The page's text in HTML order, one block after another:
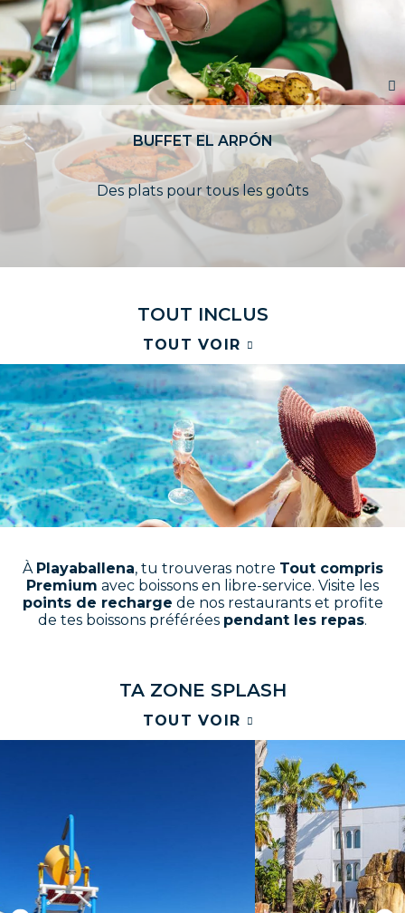
BUFFET EL ARPÓN
Des plats pour tous les goûts
TOUT INCLUS
TOUT VOIR
À Playaballena, tu trouveras notre Tout compris
Premium avec boissons en libre-service. Visite les
points de recharge de nos restaurants et profite
de tes boissons préférées pendant les repas.
TA ZONE SPLASH
TOUT VOIR